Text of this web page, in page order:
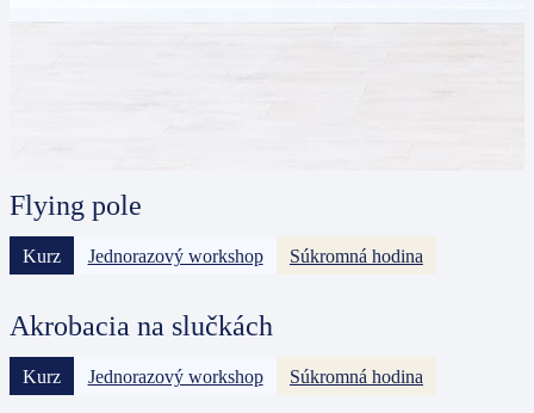
Flying pole
Kurz Jednorazový workshop Súkromná hodina
Akrobacia na slučkách
Kurz Jednorazový workshop Súkromná hodina